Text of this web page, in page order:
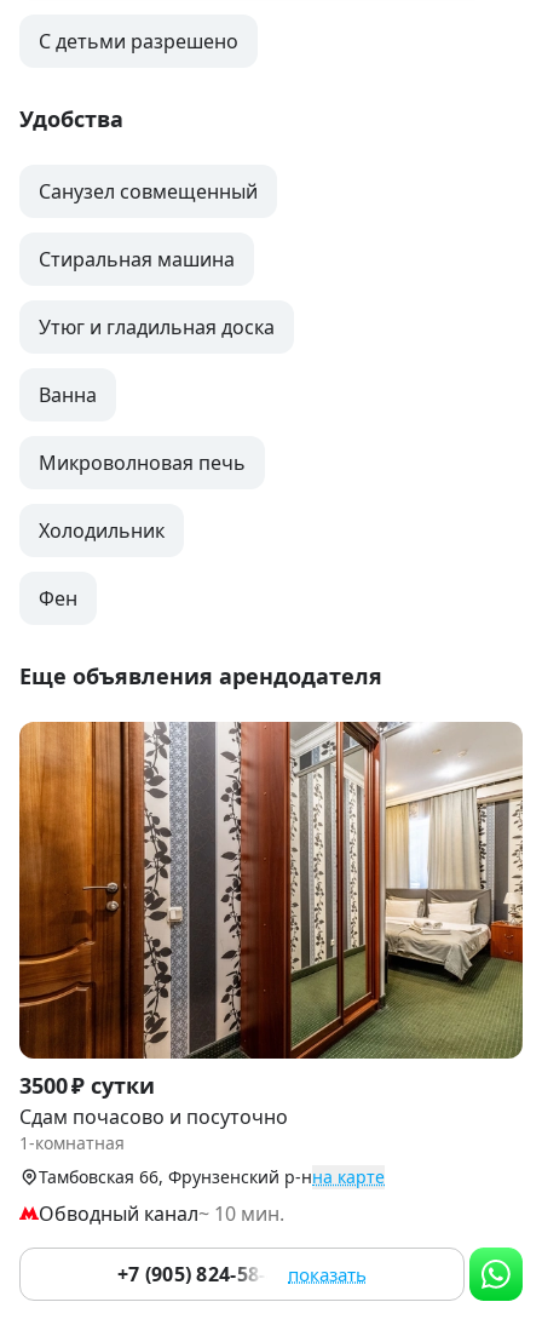
С детьми разрешено
Удобства
Санузел совмещенный
Стиральная машина
Утюг и гладильная доска
Ванна
Микроволновая печь
Холодильник
Фен
Еще объявления арендодателя
Item
1
of
9
3500 ₽ сутки
Сдам почасово и посуточно
1-комнатная
Тамбовская 66, Фрунзенский р-нна карте
Обводный канал~ 10 мин.
+7 (905) 824-58-45 показать